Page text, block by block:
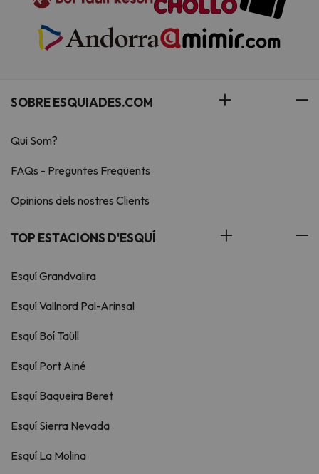
SOBRE ESQUIADES.COM
Qui Som?
FAQs - Preguntes Freqüents
Opinions dels nostres Clients
TOP ESTACIONS D'ESQUÍ
Esquí Grandvalira
Esquí Vallnord Pal-Arinsal
Esquí Boí Taüll
Esquí Port Ainé
Esquí Baqueira Beret
Esquí Sierra Nevada
Esquí La Molina